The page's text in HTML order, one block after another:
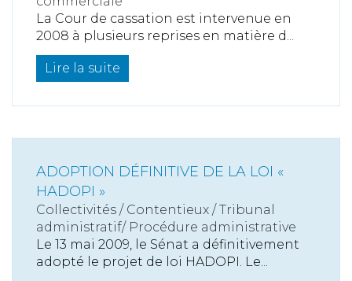
La Cour de cassation est intervenue en
2008 à plusieurs reprises en matière d...
Lire la suite
ADOPTION DÉFINITIVE DE LA LOI «
HADOPI »
Collectivités / Contentieux /Tribunal
administratif/ Procédure administrative
Le 13 mai 2009, le Sénat a définitivement
adopté le projet de loi HADOPI. Le...